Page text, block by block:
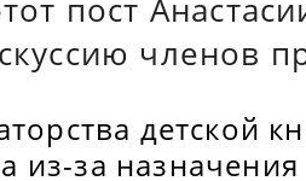
пост
членов
детской
из-за